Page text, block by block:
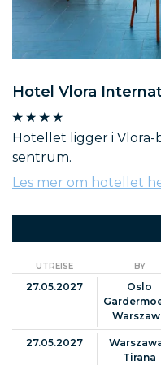
Hotel Vlora
Hotellet ligger i
sentrum.
Les mer om hotellet
UTREISE BY
27.05.2027
Oslo
27.05.2027
Tirana